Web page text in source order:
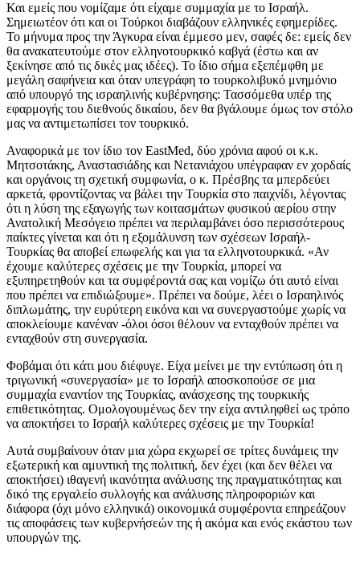
Και εμείς που νομίζαμε ότι είχαμε συμμαχία με το Ισραήλ.
Σημειωτέον ότι και οι Τούρκοι διαβάζουν ελληνικές εφημερίδες.
Το μήνυμα προς την Άγκυρα είναι έμμεσο μεν, σαφές δε: εμείς δεν
θα ανακατευτούμε στον ελληνοτουρκικό καβγά (έστω και αν
ξεκίνησε από τις δικές μας ιδέες). Το ίδιο σήμα εξεπέμφθη με
μεγάλη σαφήνεια και όταν υπεγράφη το τουρκολιβυκό μνημόνιο
από υπουργό της ισραηλινής κυβέρνησης: Τασσόμεθα υπέρ της
εφαρμογής του διεθνούς δικαίου, δεν θα βγάλουμε όμως τον στόλο
μας να αντιμετωπίσει τον τουρκικό.
Αναφορικά με τον ίδιο τον EastMed, δύο χρόνια αφού οι κ.κ.
Μητσοτάκης, Αναστασιάδης και Νετανιάχου υπέγραφαν εν χορδαίς
και οργάνοις τη σχετική συμφωνία, ο κ. Πρέσβης τα μπερδεύει
αρκετά, φροντίζοντας να βάλει την Τουρκία στο παιχνίδι, λέγοντας
ότι η λύση της εξαγωγής των κοιτασμάτων φυσικού αερίου στην
Ανατολική Μεσόγειο πρέπει να περιλαμβάνει όσο περισσότερους
παίκτες γίνεται και ότι η εξομάλυνση των σχέσεων Ισραήλ-
Τουρκίας θα αποβεί επωφελής και για τα ελληνοτουρκικά. «Αν
έχουμε καλύτερες σχέσεις με την Τουρκία, μπορεί να
εξυπηρετηθούν και τα συμφέροντά σας και νομίζω ότι αυτό είναι
που πρέπει να επιδιώξουμε». Πρέπει να δούμε, λέει ο Ισραηλινός
διπλωμάτης, την ευρύτερη εικόνα και να συνεργαστούμε χωρίς να
αποκλείουμε κανέναν -όλοι όσοι θέλουν να ενταχθούν πρέπει να
ενταχθούν στη συνεργασία.
Φοβάμαι ότι κάτι μου διέφυγε. Είχα μείνει με την εντύπωση ότι η
τριγωνική «συνεργασία» με το Ισραήλ αποσκοπούσε σε μια
συμμαχία εναντίον της Τουρκίας, ανάσχεσης της τουρκικής
επιθετικότητας. Ομολογουμένως δεν την είχα αντιληφθεί ως τρόπο
να αποκτήσει το Ισραήλ καλύτερες σχέσεις με την Τουρκία!
Αυτά συμβαίνουν όταν μια χώρα εκχωρεί σε τρίτες δυνάμεις την
εξωτερική και αμυντική της πολιτική, δεν έχει (και δεν θέλει να
αποκτήσει) ιθαγενή ικανότητα ανάλυσης της πραγματικότητας και
δικό της εργαλείο συλλογής και ανάλυσης πληροφοριών και
διάφορα (όχι μόνο ελληνικά) οικονομικά συμφέροντα επηρεάζουν
τις αποφάσεις των κυβερνήσεών της ή ακόμα και ενός εκάστου των
υπουργών της.